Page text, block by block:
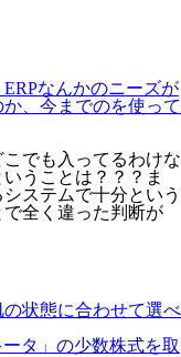
なんかのニーズが
、今までのを使って
でも入ってるわけな
うことは？？？ま
ステムで十分という
全く違った判断が
状態に合わせて選べ
タ」の少数株式を取